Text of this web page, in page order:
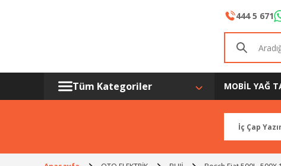
444 5 671
Tüm Kategoriler MOBİL YAĞ